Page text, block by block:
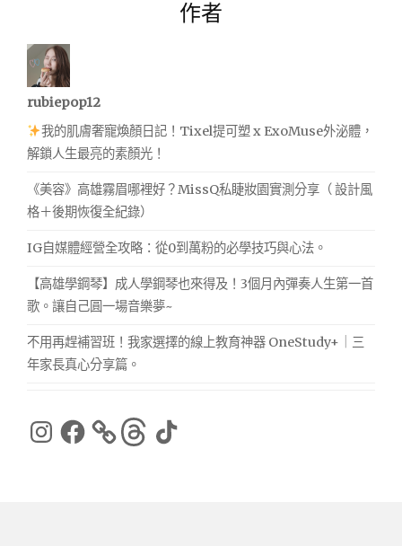
作者
rubiepop12
我的肌膚奢寵煥顏日記！Tixel提可塑 x ExoMuse外泌體，
解鎖人生最亮的素顏光！
《美容》高雄霧眉哪裡好？MissQ私睫妝園實測分享（ 設計風
格＋後期恢復全紀錄）
IG自媒體經營全攻略：從0到萬粉的必學技巧與心法。
【高雄學鋼琴】成人學鋼琴也來得及！3個月內彈奏人生第一首
歌。讓自己圓一場音樂夢~
不用再趕補習班！我家選擇的線上教育神器 OneStudy+｜三
年家長真心分享篇。
Instagram
Facebook ThreadsTikTok